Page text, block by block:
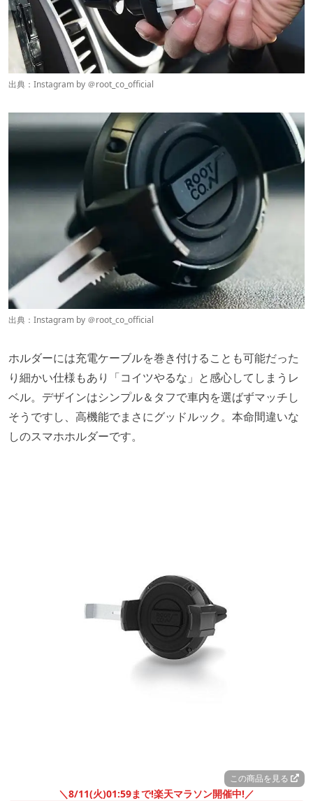
出典：Instagram by ＠root_co_official
出典：Instagram by ＠root_co_official
ホルダーには充電ケーブルを巻き付けることも可能だった
り細かい仕様もあり「コイツやるな」と感心してしまうレ
ベル。デザインはシンプル＆タフで車内を選ばずマッチし
そうですし、高機能でまさにグッドルック。本命間違いな
しのスマホホルダーです。
この商品を見る
＼8/11(火)01:59まで!楽天マラソン開催中!／